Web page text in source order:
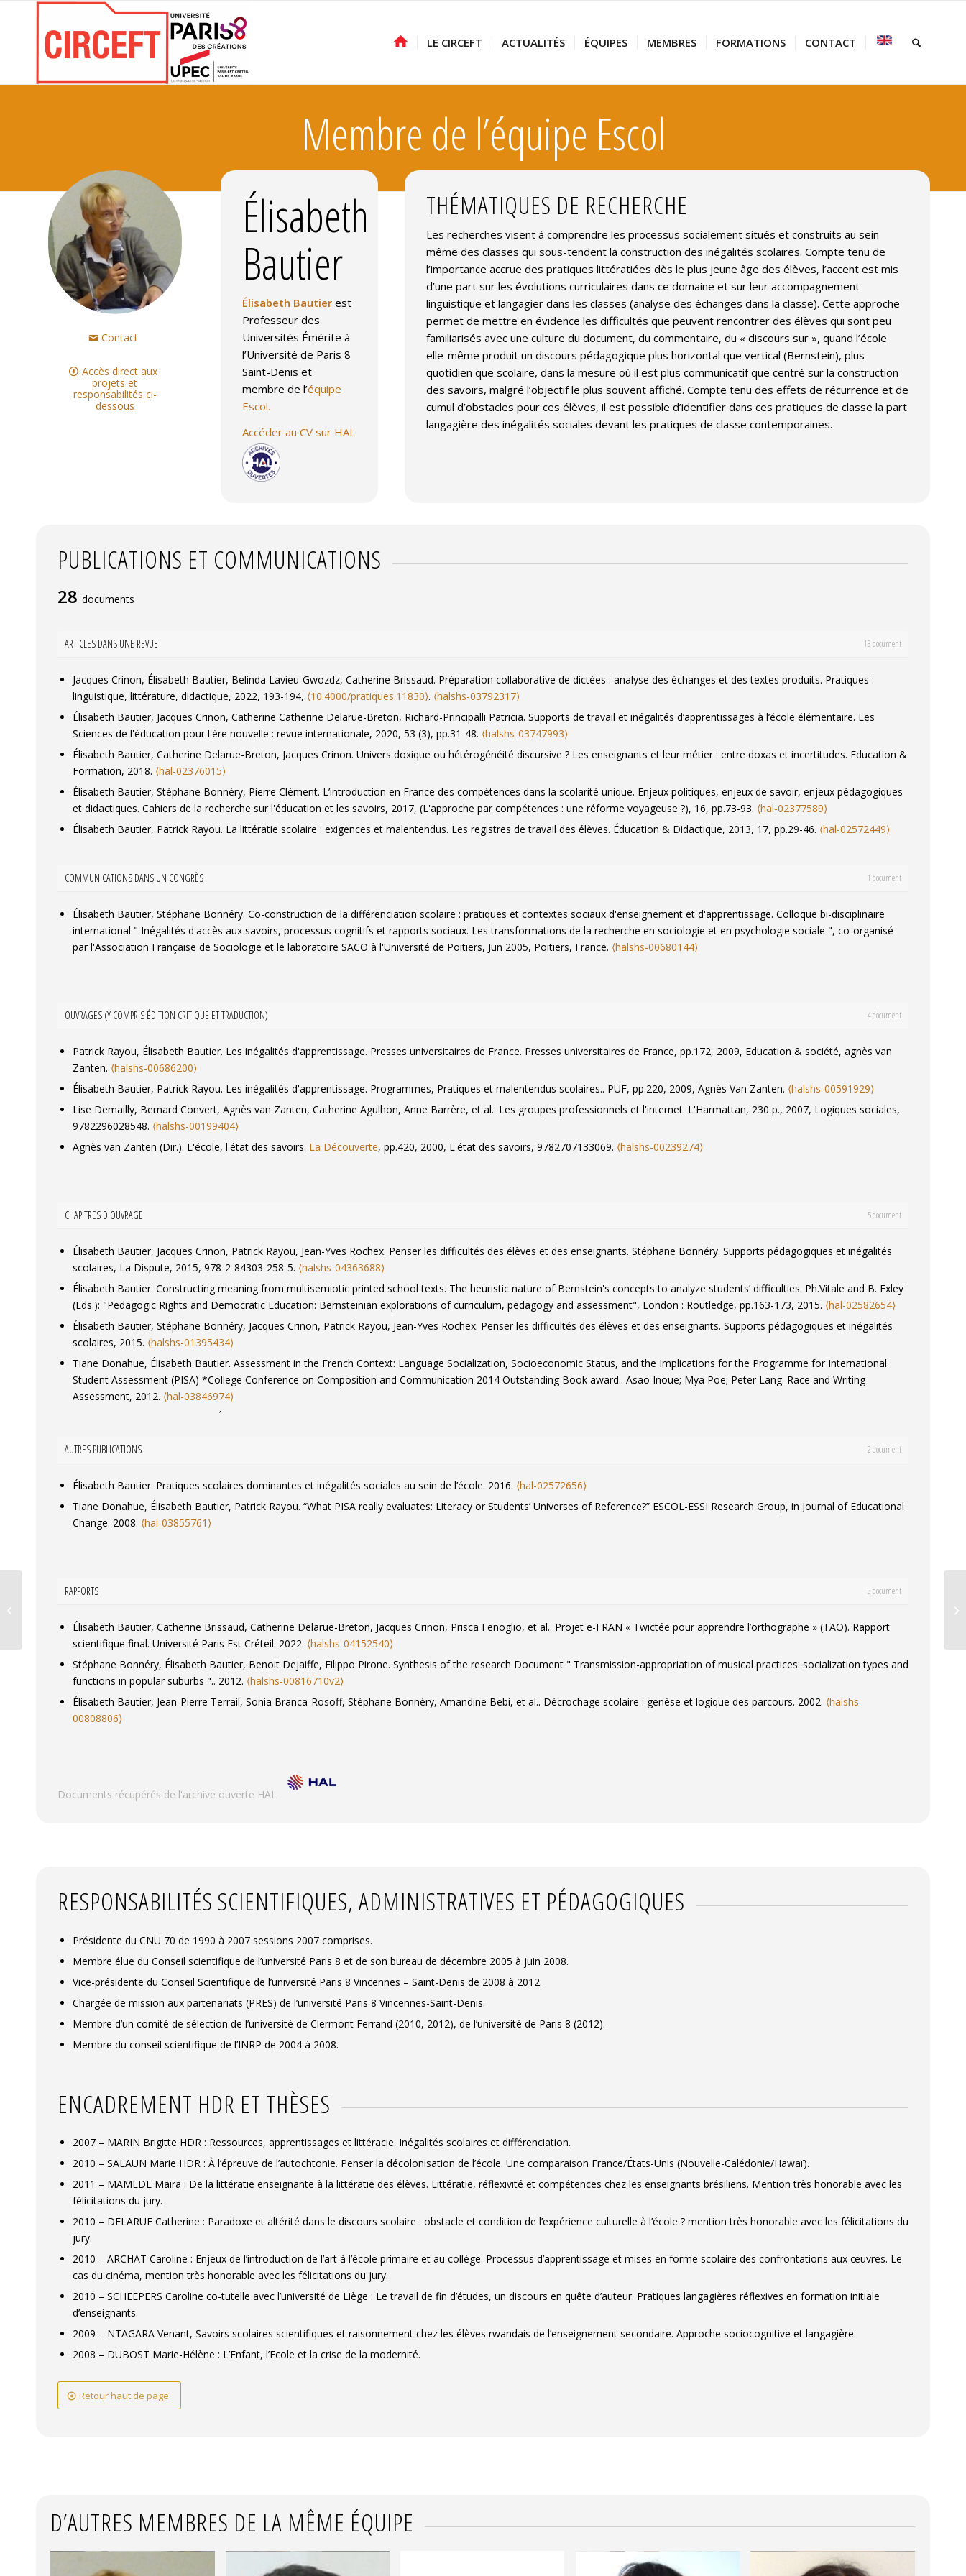
LE CIRCEFT ACTUALITÉS ÉQUIPES MEMBRES FORMATIONS CONTACT
Membre de l’équipe Escol
Contact
Accès direct aux
projets et
responsabilités ci-
dessous
Élisabeth
Bautier
Élisabeth Bautier est
Professeur des
Universités Émérite à
l’Université de Paris 8
Saint-Denis et
membre de l’équipe
Escol.
Accéder au CV sur HAL
THÉMATIQUES DE RECHERCHE
Les recherches visent à comprendre les processus socialement situés et construits au sein
même des classes qui sous-tendent la construction des inégalités scolaires. Compte tenu de
l’importance accrue des pratiques littératiées dès le plus jeune âge des élèves, l’accent est mis
d’une part sur les évolutions curriculaires dans ce domaine et sur leur accompagnement
linguistique et langagier dans les classes (analyse des échanges dans la classe). Cette approche
permet de mettre en évidence les difficultés que peuvent rencontrer des élèves qui sont peu
familiarisés avec une culture du document, du commentaire, du « discours sur », quand l’école
elle-même produit un discours pédagogique plus horizontal que vertical (Bernstein), plus
quotidien que scolaire, dans la mesure où il est plus communicatif que centré sur la construction
des savoirs, malgré l’objectif le plus souvent affiché. Compte tenu des effets de récurrence et de
cumul d’obstacles pour ces élèves, il est possible d’identifier dans ces pratiques de classe la part
langagière des inégalités sociales devant les pratiques de classe contemporaines.
PUBLICATIONS ET COMMUNICATIONS
28 documents
ARTICLES DANS UNE REVUE 13 document
Jacques Crinon, Élisabeth Bautier, Belinda Lavieu-Gwozdz, Catherine Brissaud. Préparation collaborative de dictées : analyse des échanges et des textes produits. Pratiques :
linguistique, littérature, didactique, 2022, 193-194, ⟨10.4000/pratiques.11830⟩. ⟨halshs-03792317⟩
Élisabeth Bautier, Jacques Crinon, Catherine Catherine Delarue-Breton, Richard-Principalli Patricia. Supports de travail et inégalités d’apprentissages à l’école élémentaire. Les
Sciences de l'éducation pour l'ère nouvelle : revue internationale, 2020, 53 (3), pp.31-48. ⟨halshs-03747993⟩
Élisabeth Bautier, Catherine Delarue-Breton, Jacques Crinon. Univers doxique ou hétérogénéité discursive ? Les enseignants et leur métier : entre doxas et incertitudes. Education &
Formation, 2018. ⟨hal-02376015⟩
Élisabeth Bautier, Stéphane Bonnéry, Pierre Clément. L’introduction en France des compétences dans la scolarité unique. Enjeux politiques, enjeux de savoir, enjeux pédagogiques
et didactiques. Cahiers de la recherche sur l'éducation et les savoirs, 2017, (L'approche par compétences : une réforme voyageuse ?), 16, pp.73-93. ⟨hal-02377589⟩
Élisabeth Bautier, Patrick Rayou. La littératie scolaire : exigences et malentendus. Les registres de travail des élèves. Éducation & Didactique, 2013, 17, pp.29-46. ⟨hal-02572449⟩
Élisabeth Bautier. Recherche et différenciations socio-scolaires.Pratiques : linguistique, littérature, didactique , 2010, 145-146, pp.17-21.
⟨hal-01080962⟩
Élisabeth Bautier. Quand le discours pédagogique entrave la construction des usages littéraciés du langage.Pratiques : linguistique, littérature, didactique, 2009, 143-144, pp.11-26.
⟨hal-01080908⟩
Jacques Crinon, Élisabeth Bautier, Patrick Rayou, Jean-Yves Rochex. Les performances en littéracie et l'hétérogénéité des univers mentaux mobilisés par les élèves..
Patrice Bourdon, Élisabeth Bautier. Scolarisation et pratiques langagières avec des élèves de Clis 4.
La nouvelle revue de l'AIS : adaptation et intégration scolaires , 2000.⟨hal-
COMMUNICATIONS DANS UN CONGRÈS 1 document
Élisabeth Bautier, Stéphane Bonnéry. Co-construction de la différenciation scolaire : pratiques et contextes sociaux d'enseignement et d'apprentissage. Colloque bi-disciplinaire
international " Inégalités d'accès aux savoirs, processus cognitifs et rapports sociaux. Les transformations de la recherche en sociologie et en psychologie sociale ", co-organisé
par l'Association Française de Sociologie et le laboratoire SACO à l'Université de Poitiers, Jun 2005, Poitiers, France. ⟨halshs-00680144⟩
OUVRAGES (Y COMPRIS ÉDITION CRITIQUE ET TRADUCTION) 4 document
Patrick Rayou, Élisabeth Bautier. Les inégalités d'apprentissage. Presses universitaires de France. Presses universitaires de France, pp.172, 2009, Education & société, agnès van
Zanten. ⟨halshs-00686200⟩
Élisabeth Bautier, Patrick Rayou. Les inégalités d'apprentissage. Programmes, Pratiques et malentendus scolaires.. PUF, pp.220, 2009, Agnès Van Zanten. ⟨halshs-00591929⟩
Lise Demailly, Bernard Convert, Agnès van Zanten, Catherine Agulhon, Anne Barrère, et al.. Les groupes professionnels et l'internet. L'Harmattan, 230 p., 2007, Logiques sociales,
9782296028548. ⟨halshs-00199404⟩
Agnès van Zanten (Dir.). L'école, l'état des savoirs. La Découverte, pp.420, 2000, L'état des savoirs, 9782707133069. ⟨halshs-00239274⟩
CHAPITRES D'OUVRAGE 5 document
Élisabeth Bautier, Jacques Crinon, Patrick Rayou, Jean-Yves Rochex. Penser les difficultés des élèves et des enseignants. Stéphane Bonnéry. Supports pédagogiques et inégalités
scolaires, La Dispute, 2015, 978-2-84303-258-5. ⟨halshs-04363688⟩
Élisabeth Bautier. Constructing meaning from multisemiotic printed school texts. The heuristic nature of Bernstein's concepts to analyze students’ difficulties. Ph.Vitale and B. Exley
(Eds.): "Pedagogic Rights and Democratic Education: Bernsteinian explorations of curriculum, pedagogy and assessment", London : Routledge, pp.163-173, 2015. ⟨hal-02582654⟩
Élisabeth Bautier, Stéphane Bonnéry, Jacques Crinon, Patrick Rayou, Jean-Yves Rochex. Penser les difficultés des élèves et des enseignants. Supports pédagogiques et inégalités
scolaires, 2015. ⟨halshs-01395434⟩
Tiane Donahue, Élisabeth Bautier. Assessment in the French Context: Language Socialization, Socioeconomic Status, and the Implications for the Programme for International
Student Assessment (PISA) *College Conference on Composition and Communication 2014 Outstanding Book award.. Asao Inoue; Mya Poe; Peter Lang. Race and Writing
Assessment, 2012. ⟨hal-03846974⟩
Jacques Crinon, Brigitte Marin, Élisabeth Bautier. Quelles situations de travail pour quel apprentissage ? Paroles des élèves, paroles de l'enseignant. D. Bucheton & O. Dezutter.
AUTRES PUBLICATIONS
2 document
Élisabeth Bautier. Pratiques scolaires dominantes et inégalités sociales au sein de l’école. 2016. ⟨hal-02572656⟩
Tiane Donahue, Élisabeth Bautier, Patrick Rayou. “What PISA really evaluates: Literacy or Students’ Universes of Reference?” ESCOL-ESSI Research Group, in Journal of Educational
Change. 2008. ⟨hal-03855761⟩
RAPPORTS 3 document
Élisabeth Bautier, Catherine Brissaud, Catherine Delarue-Breton, Jacques Crinon, Prisca Fenoglio, et al.. Projet e-FRAN « Twictée pour apprendre l’orthographe » (TAO). Rapport
scientifique final. Université Paris Est Créteil. 2022. ⟨halshs-04152540⟩
Stéphane Bonnéry, Élisabeth Bautier, Benoit Dejaiffe, Filippo Pirone. Synthesis of the research Document " Transmission-appropriation of musical practices: socialization types and
functions in popular suburbs ".. 2012. ⟨halshs-00816710v2⟩
Élisabeth Bautier, Jean-Pierre Terrail, Sonia Branca-Rosoff, Stéphane Bonnéry, Amandine Bebi, et al.. Décrochage scolaire : genèse et logique des parcours. 2002. ⟨halshs-
00808806⟩
Documents récupérés de l'archive ouverte HAL
RESPONSABILITÉS SCIENTIFIQUES, ADMINISTRATIVES ET PÉDAGOGIQUES
Présidente du CNU 70 de 1990 à 2007 sessions 2007 comprises.
Membre élue du Conseil scientifique de l’université Paris 8 et de son bureau de décembre 2005 à juin 2008.
Vice-présidente du Conseil Scientifique de l’université Paris 8 Vincennes – Saint-Denis de 2008 à 2012.
Chargée de mission aux partenariats (PRES) de l’université Paris 8 Vincennes-Saint-Denis.
Membre d’un comité de sélection de l’université de Clermont Ferrand (2010, 2012), de l’université de Paris 8 (2012).
Membre du conseil scientifique de l’INRP de 2004 à 2008.
ENCADREMENT HDR ET THÈSES
2007 – MARIN Brigitte HDR : Ressources, apprentissages et littéracie. Inégalités scolaires et différenciation.
2010 – SALAÜN Marie HDR : À l’épreuve de l’autochtonie. Penser la décolonisation de l’école. Une comparaison France/États-Unis (Nouvelle-Calédonie/Hawaï).
2011 – MAMEDE Maira : De la littératie enseignante à la littératie des élèves. Littératie, réflexivité et compétences chez les enseignants brésiliens. Mention très honorable avec les
félicitations du jury.
2010 – DELARUE Catherine : Paradoxe et altérité dans le discours scolaire : obstacle et condition de l’expérience culturelle à l’école ? mention très honorable avec les félicitations du
jury.
2010 – ARCHAT Caroline : Enjeux de l’introduction de l’art à l’école primaire et au collège. Processus d’apprentissage et mises en forme scolaire des confrontations aux œuvres. Le
cas du cinéma, mention très honorable avec les félicitations du jury.
2010 – SCHEEPERS Caroline co-tutelle avec l’université de Liège : Le travail de fin d’études, un discours en quête d’auteur. Pratiques langagières réflexives en formation initiale
d’enseignants.
2009 – NTAGARA Venant, Savoirs scolaires scientifiques et raisonnement chez les élèves rwandais de l’enseignement secondaire. Approche sociocognitive et langagière.
2008 – DUBOST Marie-Hélène : L’Enfant, l’Ecole et la crise de la modernité.
Retour haut de page
D’AUTRES MEMBRES DE LA MÊME ÉQUIPE